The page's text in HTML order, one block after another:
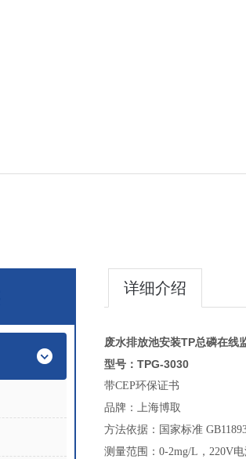
详细介绍
废水排放池安装TP总磷在线
型号：TPG-3030
带CEP环保证书
品牌：上海博取
方法依据：国家标准
测量范围： 0-2mg/L ， 220V电